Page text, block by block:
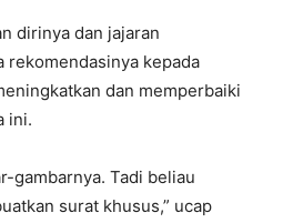
dirinya dan jajaran
rekomendasinya kepada
dan memperbaiki
ini.
gambarnya. Tadi beliau
surat khusus,” ucap